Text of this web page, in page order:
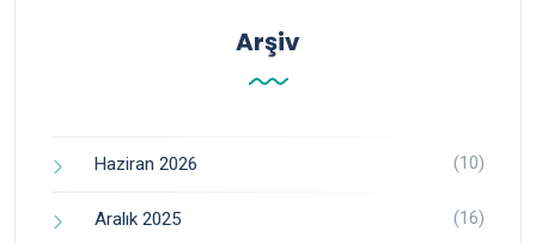
Arşiv
Haziran 2026 (10)
Aralık 2025 (16)